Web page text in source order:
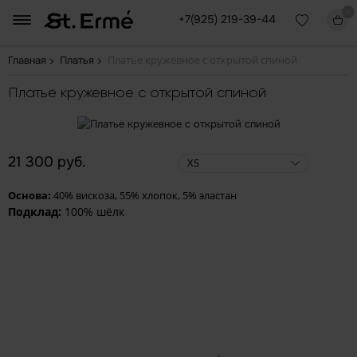
+7(925) 219-39-44
Главная Платья
Платье кружевное с открытой спиной
21 300 руб. XS
Основа: 40% вискоза, 55% хлопок, 5% эластан
Подклад: 100% шёлк